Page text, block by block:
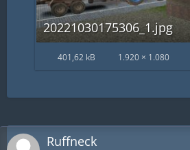
20221030175306_1.jpg
401,62 kB 1.920 × 1.080
Ruffneck